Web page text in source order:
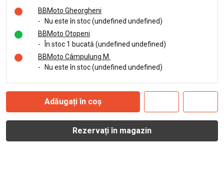
BBMoto Gheorgheni
-
Nu este în stoc (undefined undefined)
BBMoto Otopeni
-
În stoc 1 bucată (undefined undefined)
BBMoto Câmpulung M.
-
Nu este în stoc (undefined undefined)
Adăugați în coș
Rezervați în magazin